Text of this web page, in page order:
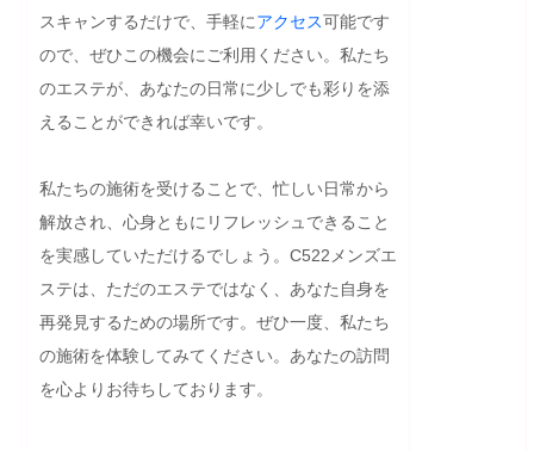
スキャンするだけで、手軽にアクセス可能です
ので、ぜひこの機会にご利用ください。私たち
のエステが、あなたの日常に少しでも彩りを添
えることができれば幸いです。
私たちの施術を受けることで、忙しい日常から
解放され、心身ともにリフレッシュできること
を実感していただけるでしょう。C522メンズエ
ステは、ただのエステではなく、あなた自身を
再発見するための場所です。ぜひ一度、私たち
の施術を体験してみてください。あなたの訪問
を心よりお待ちしております。